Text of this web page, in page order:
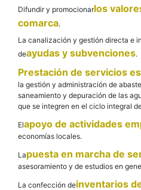
Difundir y promocionarlos
comarca.
La canalización y gestión directa e
deayudas y subvenciones.
Prestación de servicios
la gestión y administración de
saneamiento y depuración de las
que se integren en el ciclo integral
Elapoyo de actividades
economías locales.
Lapuesta en marcha de
asesoramiento y de estudios en
La confección deinventarios